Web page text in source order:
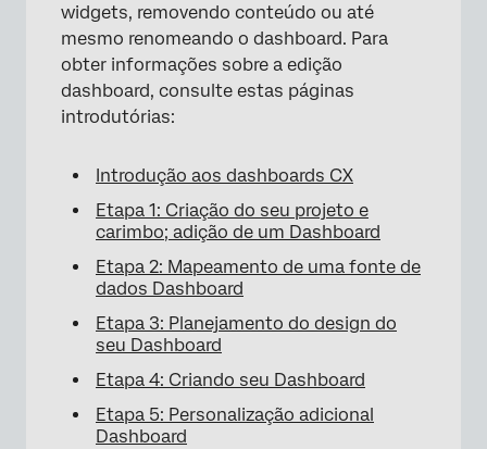
widgets, removendo conteúdo ou até
mesmo renomeando o dashboard. Para
obter informações sobre a edição
dashboard, consulte estas páginas
introdutórias:
Introdução aos dashboards CX
Etapa 1: Criação do seu projeto e
carimbo; adição de um Dashboard
Etapa 2: Mapeamento de uma fonte de
dados Dashboard
Etapa 3: Planejamento do design do
seu Dashboard
Etapa 4: Criando seu Dashboard
Etapa 5: Personalização adicional
Dashboard